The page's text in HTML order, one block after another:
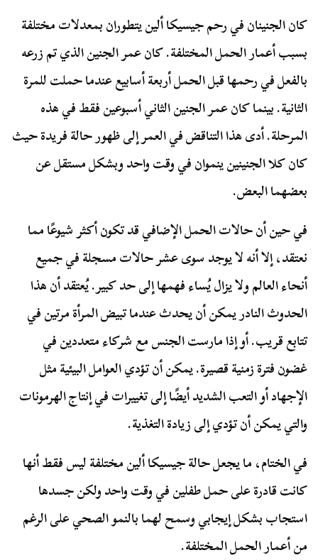
كان الجنينان في رحم جيسيكا ألين يتطوران بمعدلات مختلفة
بسبب أعمار الحمل المختلفة. كان عمر الجنين الذي تم زرعه
بالفعل في رحمها قبل الحمل أربعة أسابيع عندما حملت للمرة
الثانية. بينما كان عمر الجنين الثاني أسبوعين فقط في هذه
المرحلة. أدى هذا التناقض في العمر إلى ظهور حالة فريدة حيث
كان كلا الجنينين ينموان في وقت واحد وبشكل مستقل عن
بعضهما البعض.
في حين أن حالات الحمل الإضافي قد تكون أكثر شيوعًا مما
نعتقد، إلا أنه لا يوجد سوى عشر حالات مسجلة في جميع
أنحاء العالم ولا يزال يُساء فهمها إلى حد كبير. يُعتقد أن هذا
الحدوث النادر يمكن أن يحدث عندما تبيض المرأة مرتين في
تتابع قريب. أو إذا مارست الجنس مع شركاء متعددين في
غضون فترة زمنية قصيرة. يمكن أن تؤدي العوامل البيئية مثل
الإجهاد أو التعب الشديد أيضًا إلى تغييرات في إنتاج الهرمونات
والتي يمكن أن تؤدي إلى زيادة التغذية.
في الختام، ما يجعل حالة جيسيكا ألين مختلفة ليس فقط أنها
كانت قادرة على حمل طفلين في وقت واحد ولكن جسدها
استجاب بشكل إيجابي وسمح لهما بالنمو الصحي على الرغم
من أعمار الحمل المختلفة.